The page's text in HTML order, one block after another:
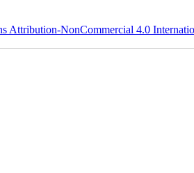
Attribution-NonCommercial 4.0